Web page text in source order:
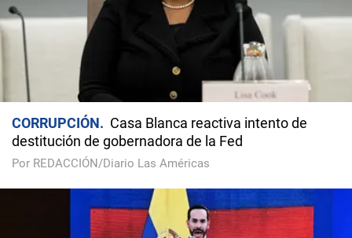
CORRUPCIÓN
Casa Blanca reactiva intento de
destitución de gobernadora de la Fed
Por REDACCIÓN/Diario Las Américas